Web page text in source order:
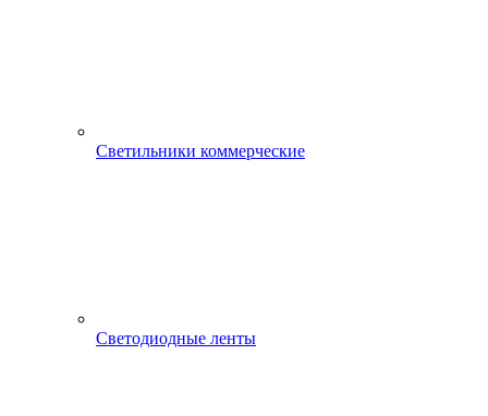
Светильники коммерческие
Светодиодные ленты